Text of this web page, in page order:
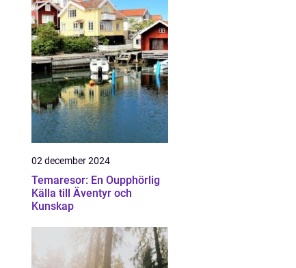
02 december 2024
Temaresor: En Oupphörlig
Källa till Äventyr och
Kunskap